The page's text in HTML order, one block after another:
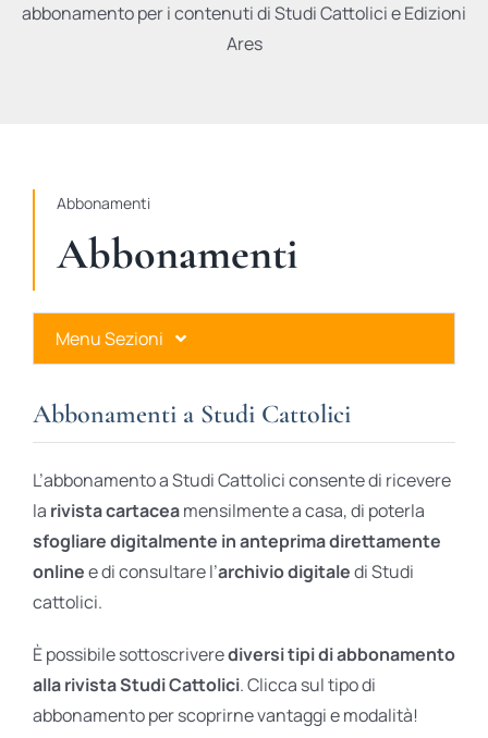
RECENSIONI
abbonamento per i contenuti di Studi Cattolici e Edizioni
Ares
Abbonamenti
Abbonamenti
Menu Sezioni
Ares Gold
Ares Digital
Ares Gift Card
Abbonamenti a Studi Cattolici
L’abbonamento a Studi Cattolici consente di ricevere
la rivista cartaceamensilmente a casa, di poterla
sfogliare digitalmente in anteprima direttamente
onlinee di consultare l’archivio digitaledi Studi
cattolici.
È possibile sottoscriverediversi tipi di abbonamento
alla rivista Studi Cattolici. Clicca sul tipo di
abbonamento per scoprirne vantaggi e modalità!